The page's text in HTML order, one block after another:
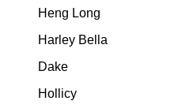
Heng Long
Harley Bella
Dake
Hollicy